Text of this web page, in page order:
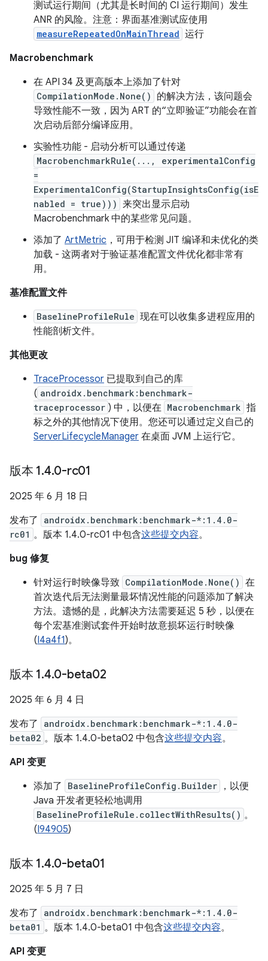
测试运行期间（尤其是长时间的 CI 运行期间）发生
ANR 的风险。注意：界面基准测试应使用
measureRepeatedOnMainThread 运行
Macrobenchmark
在 API 34 及更高版本上添加了针对
CompilationMode.None()
的解决方法，该问题会
导致性能不一致，因为 ART 的“立即验证”功能会在首
次启动后部分编译应用。
实验性功能 - 启动分析可以通过传递
MacrobenchmarkRule(..., experimentalConfig
=
ExperimentalConfig(StartupInsightsConfig(isE
nabled = true))) 来突出显示启动
Macrobenchmark 中的某些常见问题。
添加了 ArtMetric ，可用于检测 JIT 编译和未优化的类
加载 - 这两者对于验证基准配置文件优化都非常有
用。
基准配置文件
BaselineProfileRule 现在可以收集多进程应用的
性能剖析文件。
其他更改
TraceProcessor 已提取到自己的库
( androidx.benchmark:benchmark-
traceprocessor ) 中，以便在 Macrobenchmark 指
标之外的其他情况下使用。您还可以通过定义自己的
ServerLifecycleManager 在桌面 JVM 上运行它。
版本 1.4.0-rc01
2025 年 6 月 18 日
发布了
androidx.benchmark:benchmark-*:1.4.0-
rc01 。版本 1.4.0-rc01 中包含这些提交内容。
bug 修复
针对运行时映像导致 CompilationMode.None() 在
首次迭代后无法测量最坏情况性能的问题添加了解决
方法。遗憾的是，此解决方法需要延迟 5 秒，以便在
每个宏基准测试套件开始时故意损坏运行时映像
(I4a4f1)。
版本 1.4.0-beta02
2025 年 6 月 4 日
发布了
androidx.benchmark:benchmark-*:1.4.0-
beta02 。版本 1.4.0-beta02 中包含这些提交内容。
API 变更
添加了
BaselineProfileConfig.Builder
，以便
Java 开发者更轻松地调用
BaselineProfileRule.collectWithResults() 。
(I94905)
版本 1.4.0-beta01
2025 年 5 月 7 日
发布了
androidx.benchmark:benchmark-*:1.4.0-
beta01 。版本 1.4.0-beta01 中包含这些提交内容。
API 变更